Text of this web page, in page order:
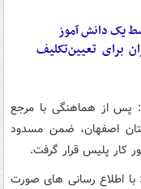
یک دانش آموز
برای تعیین‌تکلیف
پس از هماهنگی با مرجع
اصفهان، ضمن مسدود
کار پلیس قرار گرفت.
با اطلاع رسانی های صورت